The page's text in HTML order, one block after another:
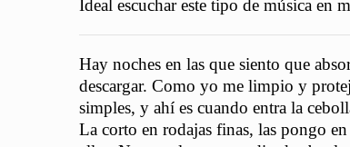
Ideal escuchar este tipo de música en
Hay noches en las que siento que
descargar. Como yo me limpio y
simples, y ahí es cuando entra la
La corto en rodajas finas, las pongo